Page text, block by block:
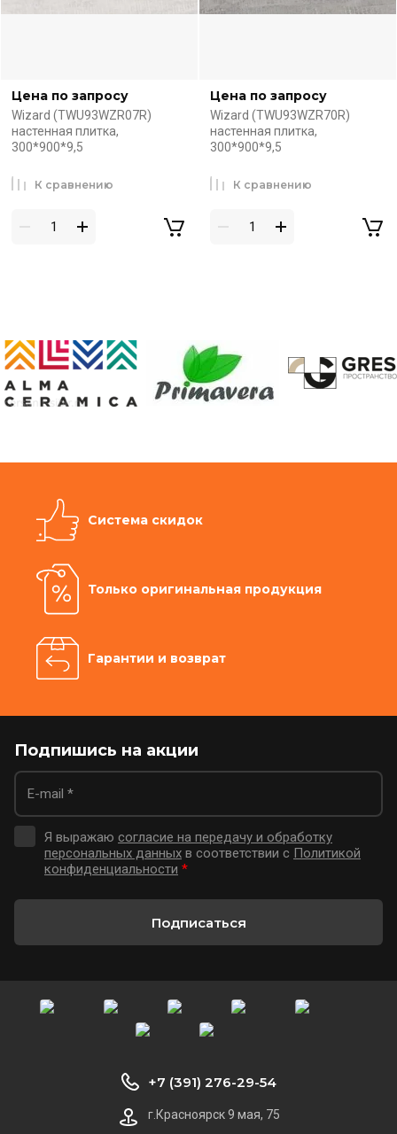
Цена по запросу
Wizard (TWU93WZR07R)
настенная плитка,
300*900*9,5
К сравнению
Цена по запросу
Wizard (TWU93WZR70R)
настенная плитка,
300*900*9,5
К сравнению
Система скидок
Только оригинальная продукция
Гарантии и возврат
Подпишись на акции
Я выражаю согласие на передачу и обработку
персональных данных в соответствии с Политикой
конфиденциальности *
Подписаться
+7 (391) 276-29-54
г.Красноярск 9 мая, 75